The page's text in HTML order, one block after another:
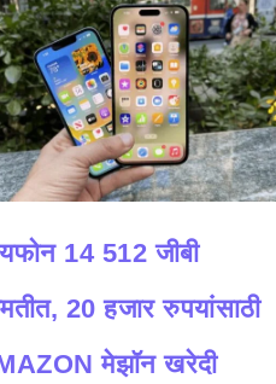
14 512 जीबी
20 हजार रुपयांसाठी
मेझॉन खरेदी